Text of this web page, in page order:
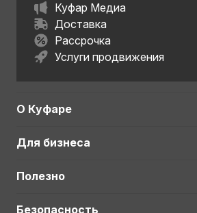
Куфар Медиа
Доставка
Рассрочка
Услуги продвижения
О Куфаре
Для бизнеса
Полезно
Безопасность